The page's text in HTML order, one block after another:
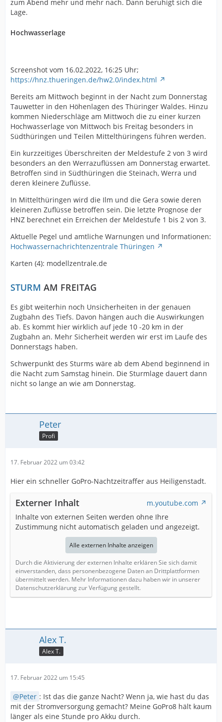
zum Abend mehr und mehr nach. Dann beruhigt sich die
Lage.
Hochwasserlage
Screenshot vom 16.02.2022, 16:25 Uhr;
https://hnz.thueringen.de/hw2.0/index.html
Bereits am Mittwoch beginnt in der Nacht zum Donnerstag
Tauwetter in den Höhenlagen des Thüringer Waldes. Hinzu
kommen Niederschläge am Mittwoch die zu einer kurzen
Hochwasserlage von Mittwoch bis Freitag besonders in
Südthüringen und Teilen Mittelthüringens führen werden.
Ein kurzzeitiges Überschreiten der Meldestufe 2 von 3 wird
besonders an den Werrazuflüssen am Donnerstag erwartet.
Betroffen sind in Südthüringen die Steinach, Werra und
deren kleinere Zuflüsse.
In Mittelthüringen wird die Ilm und die Gera sowie deren
kleineren Zuflüsse betroffen sein. Die letzte Prognose der
HNZ berechnet ein Erreichen der Meldestufe 1 bis 2 von 3.
Aktuelle Pegel und amtliche Warnungen und Informationen:
Hochwassernachrichtenzentrale Thüringen
Karten (4): modellzentrale.de
STURM AM FREITAG
Es gibt weiterhin noch Unsicherheiten in der genauen
Zugbahn des Tiefs. Davon hängen auch die Auswirkungen
ab. Es kommt hier wirklich auf jede 10 -20 km in der
Zugbahn an. Mehr Sicherheit werden wir erst im Laufe des
Donnerstags haben.
Schwerpunkt des Sturms wäre ab dem Abend beginnend in
die Nacht zum Samstag hinein. Die Sturmlage dauert dann
nicht so lange an wie am Donnerstag.
Peter
Profi
17. Februar 2022 um 03:42
Hier ein schneller GoPro-Nachtzeitraffer aus Heiligenstadt.
Externer Inhalt
m.youtube.com
Inhalte von externen Seiten werden ohne Ihre
Zustimmung nicht automatisch geladen und angezeigt.
Alle externen Inhalte anzeigen
Durch die Aktivierung der externen Inhalte erklären Sie sich damit
einverstanden, dass personenbezogene Daten an Drittplattformen
übermittelt werden. Mehr Informationen dazu haben wir in unserer
Datenschutzerklärung zur Verfügung gestellt.
Alex T.
Alex T.
17. Februar 2022 um 15:45
Peter : Ist das die ganze Nacht? Wenn ja, wie hast du das
mit der Stromversorgung gemacht? Meine GoPro8 hält kaum
länger als eine Stunde pro Akku durch.